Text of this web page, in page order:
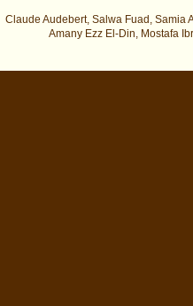
Claude Audebert, Salwa Fuad, Samia
Amany Ezz El-Din, Mostafa